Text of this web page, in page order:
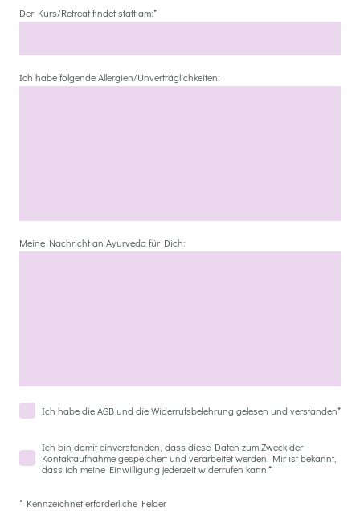
Der Kurs/Retreat findet statt am:*
Ich habe folgende Allergien/Unverträglichkeiten:
Meine Nachricht an Ayurveda für Dich:
Ich habe die AGB und die Widerrufsbelehrung gelesen und verstanden*
Ich bin damit einverstanden, dass diese Daten zum Zweck der
Kontaktaufnahme gespeichert und verarbeitet werden. Mir ist bekannt,
dass ich meine Einwilligung jederzeit widerrufen kann.*
* Kennzeichnet erforderliche Felder